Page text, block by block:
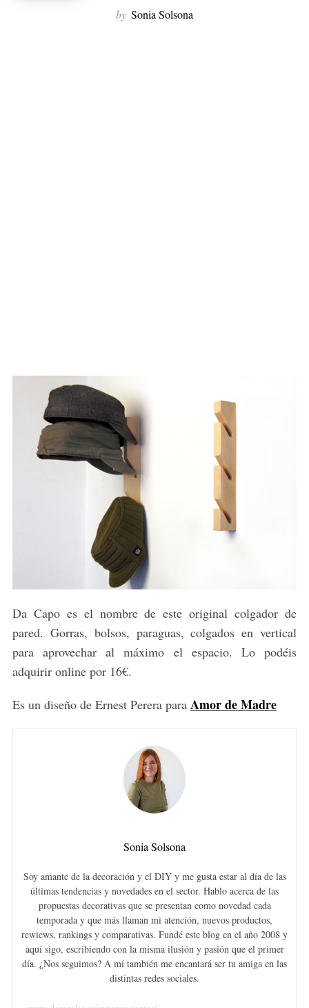
by Sonia Solsona
Da Capo es el nombre de este original colgador de
pared. Gorras, bolsos, paraguas, colgados en vertical
para aprovechar al máximo el espacio. Lo podéis
adquirir online por 16€.
Es un diseño de Ernest Perera para Amor de Madre
Sonia Solsona
Soy amante de la decoración y el DIY y me gusta estar al día de las
últimas tendencias y novedades en el sector. Hablo acerca de las
propuestas decorativas que se presentan como novedad cada
temporada y que más llaman mi atención, nuevos productos,
rewiews, rankings y comparativas. Fundé este blog en el año 2008 y
aquí sigo, escribiendo con la misma ilusión y pasión que el primer
día. ¿Nos seguimos? A mí también me encantará ser tu amiga en las
distintas redes sociales.